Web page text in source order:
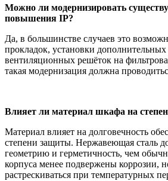
Можно ли модернизировать
повышения IP?
Да, в большинстве случаев это
прокладок, установки
вентиляционных решёток на
такая модернизация должна
Влияет ли материал шкафа на
Материал влияет на долговечность
степени защиты. Нержавеющая сталь
геометрию и герметичность, чем
корпуса менее подвержены коррозии,
растрескиваться при температурных